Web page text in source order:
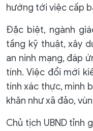
hướng tới việc cấp
Đặc biệt, ngành
tầng kỹ thuật, xây
an ninh mạng, đáp
tính. Việc đổi mới
tính xác thực, minh
khăn như xã đảo,
Chủ tịch UBND tỉnh